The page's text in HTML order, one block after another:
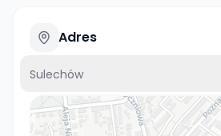
Adres
Sulechów